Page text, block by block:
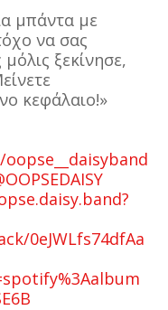
μπάντα με
να σας
ξεκίνησε,
κεφάλαιο!»
0eJWLfs74dfAa